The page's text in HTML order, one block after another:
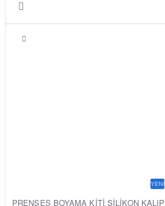
YENI
PRENSES BOYAMA KİTİ SİLİKON KALIP